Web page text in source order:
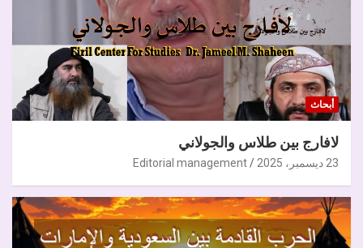
أبحاث
لافارج بين طلاس والجولاني
23 ديسمبر، 2025 Editorial management